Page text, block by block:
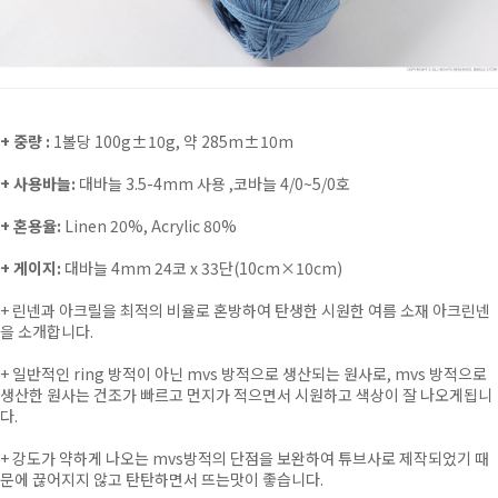
+ 중량 : 1볼당 100g±10g, 약 285m±10m
+ 사용바늘: 대바늘 3.5-4mm 사용 ,코바늘 4/0~5/0호
+ 혼용율: Linen 20%, Acrylic 80%
+ 게이지: 대바늘 4mm 24코 x 33단(10cm×10cm)
+ 린넨과 아크릴을 최적의 비율로 혼방하여 탄생한 시원한 여름 소재 아크린넨
을 소개합니다.
+ 일반적인 ring 방적이 아닌 mvs 방적으로 생산되는 원사로, mvs 방적으로
생산한 원사는 건조가 빠르고 먼지가 적으면서 시원하고 색상이 잘 나오게됩니
다.
+ 강도가 약하게 나오는 mvs방적의 단점을 보완하여 튜브사로 제작되었기 때
문에 끊어지지 않고 탄탄하면서 뜨는맛이 좋습니다.